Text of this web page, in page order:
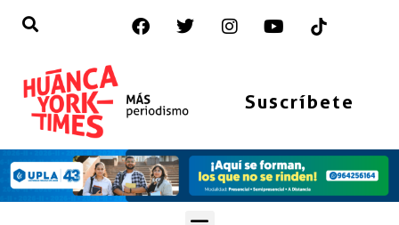
Suscríbete